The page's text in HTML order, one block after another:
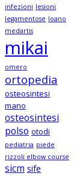
infezioni lesioni
legamentose loano
medartis
mikai
omero
ortopedia
osteosintesi
mano
osteosintesi
polso otodi
pediatria piede
rizzoli elbow course
sicm sife